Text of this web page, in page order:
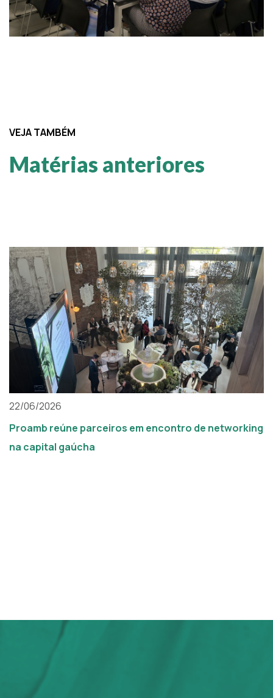
VEJA TAMBÉM
Matérias anteriores
22/06/2026
Proamb reúne parceiros em encontro de networking
na capital gaúcha